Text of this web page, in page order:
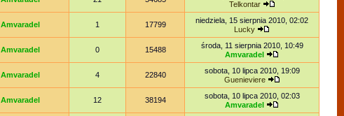
Telkontar
Amvaradel 1 17799
niedziela, 15 sierpnia 2010, 02:02
Lucky
Amvaradel 0 15488
środa, 11 sierpnia 2010, 10:49
Amvaradel
Amvaradel 4 22840
sobota, 10 lipca 2010, 19:09
Guenieviere
Amvaradel 12 38194
sobota, 10 lipca 2010, 02:03
Amvaradel